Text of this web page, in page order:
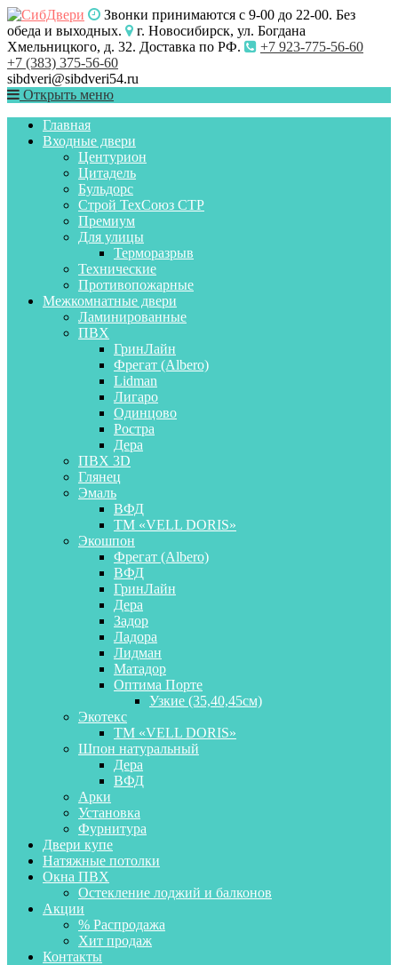
Звонки принимаются с 9-00 до 22-00. Без
обеда и выходных.
г. Новосибирск, ул. Богдана
Хмельницкого, д. 32. Доставка по РФ.
+7 923-775-56-60
+7 (383) 375-56-60
sibdveri@sibdveri54.ru
Открыть меню
Главная
Входные двери
Центурион
Цитадель
Бульдорс
Строй ТехСоюз СТР
Премиум
Для улицы
Терморазрыв
Технические
Противопожарные
Межкомнатные двери
Ламинированные
ПВХ
ГринЛайн
Фрегат (Albero)
Lidman
Лигаро
Одинцово
Ростра
Дера
ПВХ 3D
Глянец
Эмаль
ВФД
ТМ «VELL DORIS»
Экошпон
Фрегат (Albero)
ВФД
ГринЛайн
Дера
Задор
Ладора
Лидман
Матадор
Оптима Порте
Узкие (35,40,45см)
Экотекс
ТМ «VELL DORIS»
Шпон натуральный
Дера
ВФД
Арки
Установка
Фурнитура
Двери купе
Натяжные потолки
Окна ПВХ
Остекление лоджий и балконов
Акции
% Распродажа
Хит продаж
Контакты